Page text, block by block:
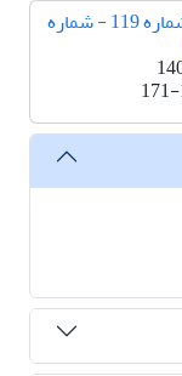
دوره 30، شماره 119 - شماره